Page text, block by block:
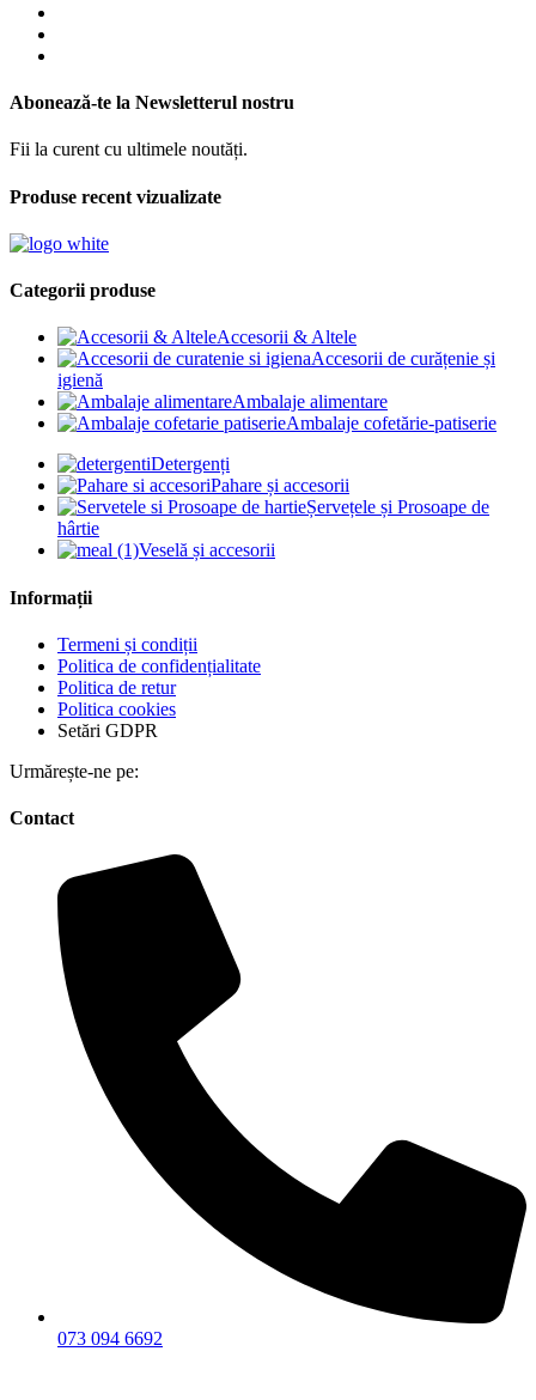
Abonează-te la Newsletterul nostru
Fii la curent cu ultimele noutăți.
Produse recent vizualizate
Categorii produse
Accesorii & Altele
Accesorii de curățenie și
igienă
Ambalaje alimentare
Ambalaje cofetărie-patiserie
Detergenți
Pahare și accesorii
Șervețele și Prosoape de
hârtie
Veselă și accesorii
Informații
Termeni și condiții
Politica de confidențialitate
Politica de retur
Politica cookies
Setări GDPR
Urmărește-ne pe:
Contact
073 094 6692